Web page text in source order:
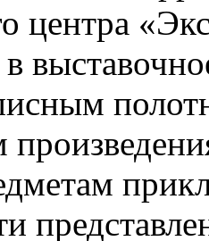
центра